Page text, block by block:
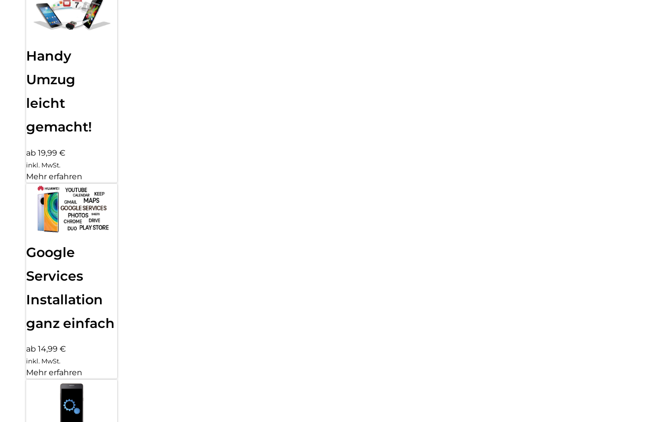
Handy
Umzug
leicht
gemacht!
ab 19,99 €
inkl. MwSt.
Mehr erfahren
Google
Services
Installation
ganz einfach
ab 14,99 €
inkl. MwSt.
Mehr erfahren